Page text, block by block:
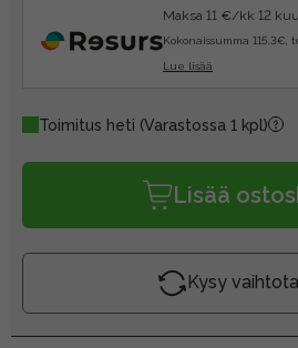
Maksa 11 €/kk 12
Kokonaissumma 115.3€,
Lue lisää
Toimitus heti (Varastossa 1 kpl)
Lisää
Kysy